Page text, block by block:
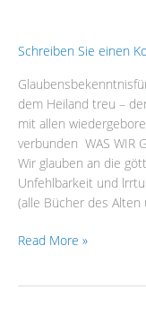
Schreiben Sie einen
dem Heiland treu –
mit allen
verbunden WAS WIR
Wir glauben an die
Unfehlbarkeit und
(alle Bücher des
Glaubensbekenntnis
Read More »